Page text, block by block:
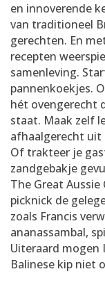
en innoverende
van traditioneel
gerechten. En
recepten
samenleving.
pannenkoekjes.
hét ovengerecht
staat. Maak zelf
afhaalgerecht uit
Of trakteer je
zandgebakje
The Great
picknick de
zoals Francis
ananassambal,
Uiteraard mogen
Balinese kip niet